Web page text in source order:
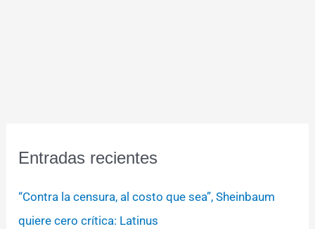
Entradas recientes
“Contra la censura, al costo que sea”, Sheinbaum
quiere cero crítica: Latinus